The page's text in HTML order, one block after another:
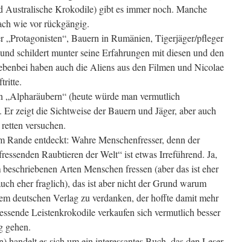
Krokodile) gibt es immer noch. Manche
wie vor rückgängig.
„Protagonisten“, Bauern in Rumänien, Tigerjäger/pfleger
schildert munter seine Erfahrungen mit diesen und den
haben auch die Aliens aus den Filmen und Nicolae
(heute würde man vermutlich
zeigt die Sichtweise der Bauern und Jäger, aber auch
versuchen.
entdeckt: Wahre Menschenfresser, denn der
Raubtieren der Welt“ ist etwas Irreführend. Ja,
Arten Menschen fressen (aber das ist eher
eher fraglich), das ist aber nicht der Grund warum
deutschen Verlag zu verdanken, der hoffte damit mehr
Leistenkrokodile verkaufen sich vermutlich besser
gehen.